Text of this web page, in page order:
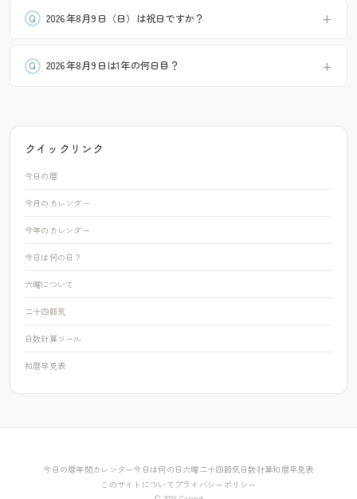
2026年8月9日（日）は祝日ですか？
2026年8月9日は1年の何日目？
クイックリンク
今日の暦
今月のカレンダー
今年のカレンダー
今日は何の日？
六曜について
二十四節気
日数計算ツール
和暦早見表
今日の暦年間カレンダー今日は何の日 六曜二十四節気 日数計算和暦早見表
このサイトについて プライバシーポリシー